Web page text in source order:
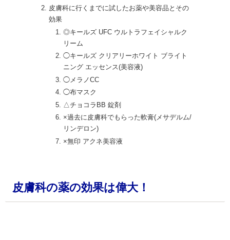
皮膚科に行くまでに試したお薬や美容品とその
効果
◎キールズ UFC ウルトラフェイシャルク
リーム
◯キールズ クリアリーホワイト ブライト
ニング エッセンス(美容液)
◯メラノCC
◯布マスク
△チョコラBB 錠剤
×過去に皮膚科でもらった軟膏(メサデルム/
リンデロン)
×無印 アクネ美容液
皮膚科の薬の効果は偉大！